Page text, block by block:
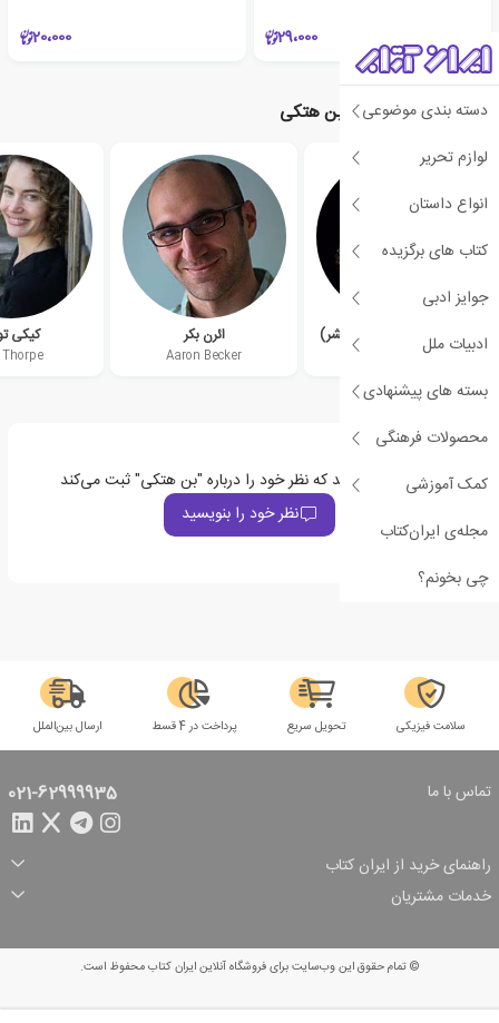
دسته بندی موضوعی
لوازم تحریر
انواع داستان
کتاب های برگزیده
جوایز ادبی
ادبیات ملل
بسته های پیشنهادی
محصولات فرهنگی
کمک آموزشی
مجله‌ی ایران‌کتاب
چی بخونم؟
29،000 20،000
نویسندگان مرتبط با بن هتکی
ارسلا ورنون (تی. کینگ فیشر)
Ursula Vernon
ائرن بکر
Aaron Becker
کیکی
اولین نفری باشید که نظر خود را درباره "بن هتکی" ثبت می‌کند
نظر خود را بنویسید
سلامت فیزیکی تحویل سریع پرداخت در 4 قسط ارسال بین‌الملل
تماس با ما 021-62999935
راهنمای خرید از ایران کتاب
ثبت سفارش
شرایط ارسال سفارش
شیوه پرداخت
تخفیف‌های خرید
خدمات مشتریان
© تمام حقوق این وب‌سایت برای فروشگاه آنلاین ایران کتاب محفوظ است.